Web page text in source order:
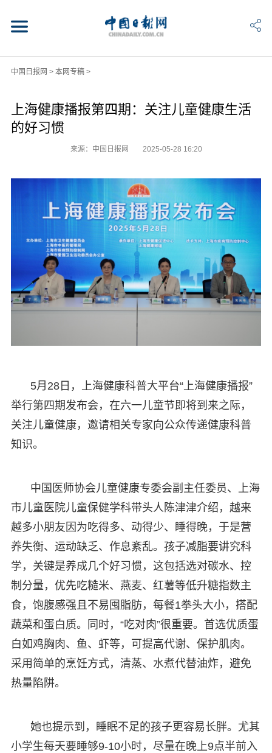
中国日报网 > 本网专稿>
上海健康播报第四期：关注儿童健康生活
的好习惯
来源：中国日报网 2025-05-28 16:20
5月28日，上海健康科普大平台“上海健康播报”
举行第四期发布会，在六一儿童节即将到来之际，
关注儿童健康，邀请相关专家向公众传递健康科普
知识。
中国医师协会儿童健康专委会副主任委员、上海
市儿童医院儿童保健学科带头人陈津津介绍，越来
越多小朋友因为吃得多、动得少、睡得晚，于是营
养失衡、运动缺乏、作息紊乱。孩子减脂要讲究科
学，关键是养成几个好习惯，这包括选对碳水、控
制分量，优先吃糙米、燕麦、红薯等低升糖指数主
食，饱腹感强且不易囤脂肪，每餐1拳头大小，搭配
蔬菜和蛋白质。同时，“吃对肉”很重要。首选优质蛋
白如鸡胸肉、鱼、虾等，可提高代谢、保护肌肉。
采用简单的烹饪方式，清蒸、水煮代替油炸，避免
热量陷阱。
她也提示到，睡眠不足的孩子更容易长胖。尤其
小学生每天要睡够9-10小时，尽量在晚上9点半前入